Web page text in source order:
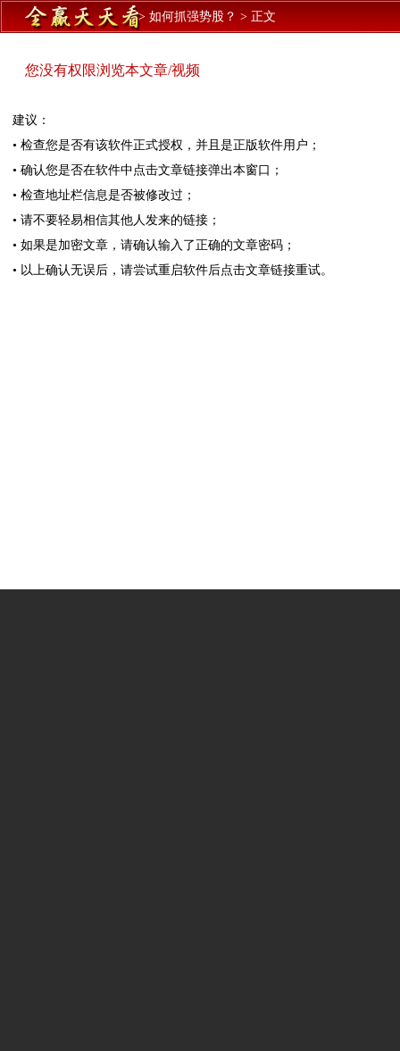
> 如何抓强势股？ > 正文
您没有权限浏览本文章/视频
建议：
• 检查您是否有该软件正式授权，并且是正版软件用户；
• 确认您是否在软件中点击文章链接弹出本窗口；
• 检查地址栏信息是否被修改过；
• 请不要轻易相信其他人发来的链接；
• 如果是加密文章，请确认输入了正确的文章密码；
• 以上确认无误后，请尝试重启软件后点击文章链接重试。